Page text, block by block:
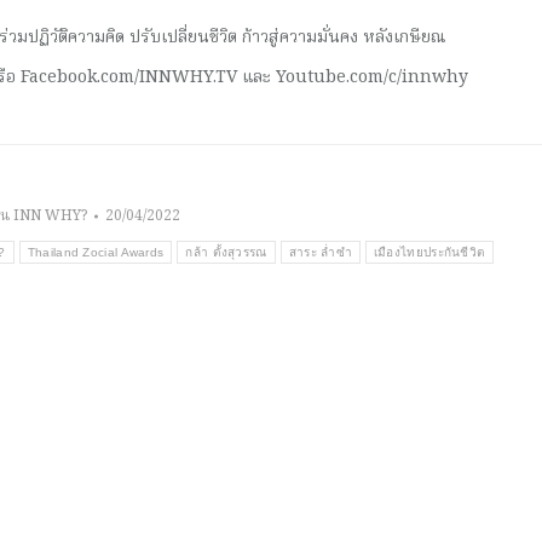
มปฏิวัติความคิด ปรับเปลี่ยนชีวิต ก้าวสู่ความมั่นคง หลังเกษียณ
อ Facebook.com/INNWHY.TV และ Youtube.com/c/innwhy
INN WHY? 20/04/2022
Thailand Zocial Awards กล้า ตั้งสุวรรณ สาระ ล่ำซำ เมืองไทยประกันชีวิต